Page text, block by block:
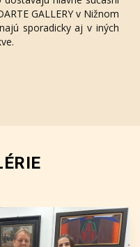
GALLERY v Nižnom
sporadicky aj v iných